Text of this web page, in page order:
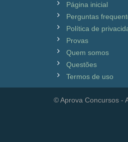
Página inicial
Perguntas
Política de
Provas
Quem somos
Questões
Termos de uso
© Aprova Concursos -